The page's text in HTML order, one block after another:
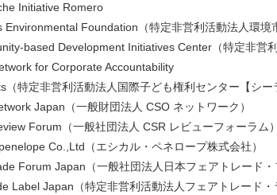
Initiative Romero
Environmental Foundation（特定非営利活動法人環境
based Development Initiatives Center（特定非営
for Corporate Accountability
（特定非営利活動法人国際子ども権利センター【シー
Japan（一般財団法人 CSO ネットワーク）
Forum（一般社団法人 CSR レビューフォーラム）
Co.,Ltd（エシカル・ペネロープ株式会社）
Forum Japan（一般社団法人日本フェアトレード・
Label Japan（特定非営利活動法人フェアトレード・